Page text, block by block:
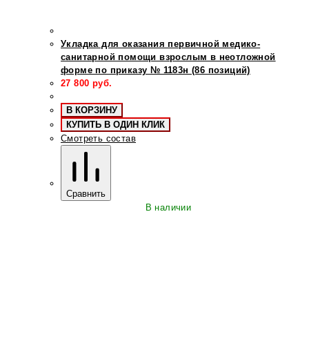
Укладка для оказания первичной медико-
санитарной помощи взрослым в неотложной
форме по приказу № 1183н (86 позиций)
27 800 руб.
В КОРЗИНУ
КУПИТЬ В ОДИН КЛИК
Смотреть состав
Сравнить
В наличии